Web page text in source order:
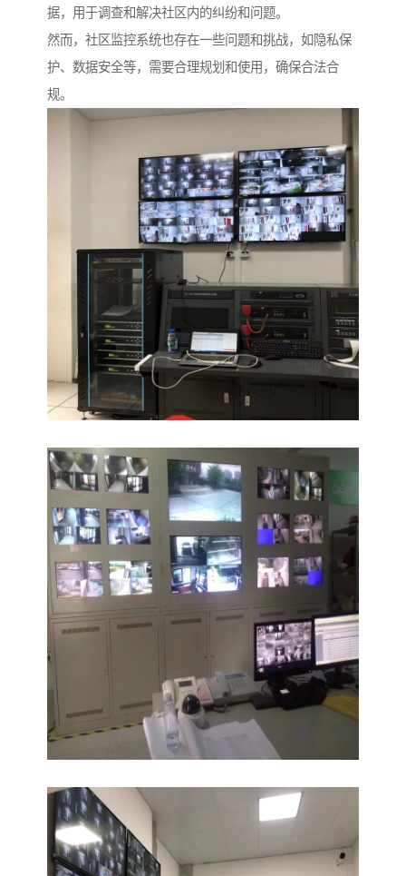
据，用于调查和解决社区内的纠纷和问题。
然而，社区监控系统也存在一些问题和挑战，如隐私保
护、数据安全等，需要合理规划和使用，确保合法合
规。